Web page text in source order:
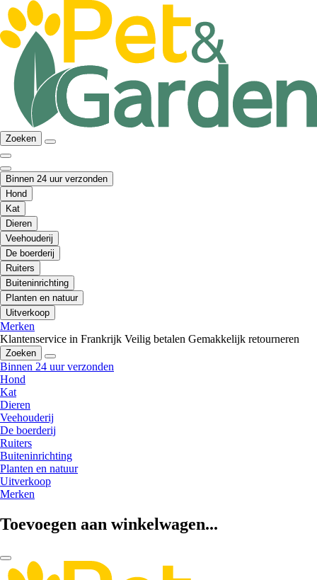
Zoeken
Binnen 24 uur verzonden
Hond
Kat
Dieren
Veehouderij
De boerderij
Ruiters
Buiteninrichting
Planten en natuur
Uitverkoop
Merken
Klantenservice in Frankrijk Veilig betalen Gemakkelijk retourneren
Zoeken
Binnen 24 uur verzonden
Hond
Kat
Dieren
Veehouderij
De boerderij
Ruiters
Buiteninrichting
Planten en natuur
Uitverkoop
Merken
Toevoegen aan winkelwagen...